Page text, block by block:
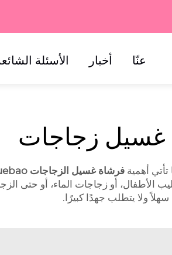
عنّا أخبار الأسئلة
غسيل زجاجات
أهمية فرشاة غسيل الزجاجات Yuebao
أو زجاجات الماء، أو حتى